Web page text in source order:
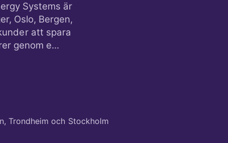
Systems är
Oslo, Bergen,
att spara
genom e...
Trondheim och Stockholm